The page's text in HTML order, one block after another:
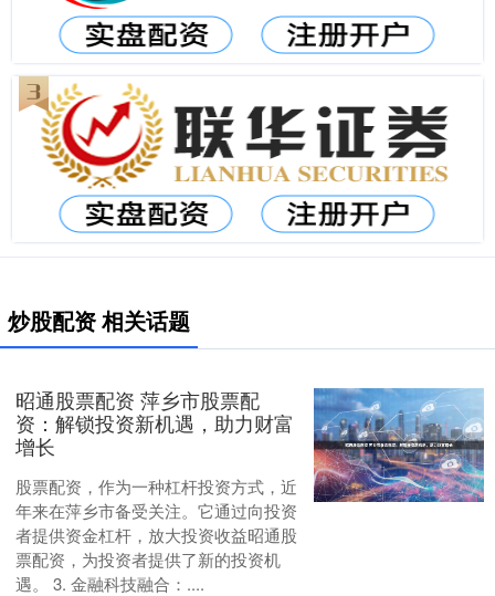
炒股配资 相关话题
昭通股票配资 萍乡市股票配
资：解锁投资新机遇，助力财富
增长
股票配资，作为一种杠杆投资方式，近
年来在萍乡市备受关注。它通过向投资
者提供资金杠杆，放大投资收益昭通股
票配资，为投资者提供了新的投资机
遇。 3. 金融科技融合：....